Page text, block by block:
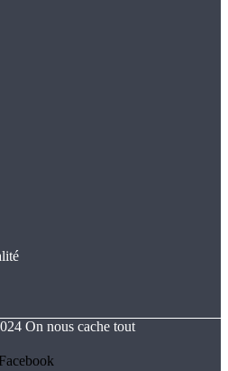
On nous cache tout
Facebook